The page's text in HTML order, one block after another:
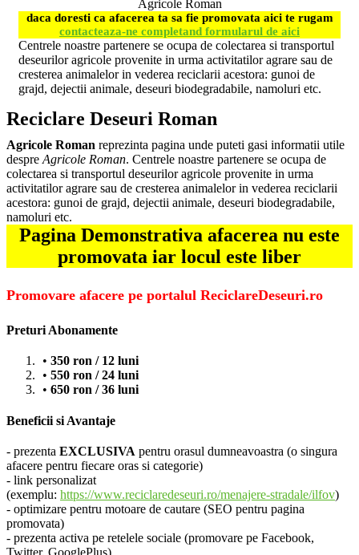
Agricole Roman
daca doresti ca afacerea ta sa fie promovata aici te rugam
contacteaza-ne completand formularul de aici
Centrele noastre partenere se ocupa de colectarea si transportul
deseurilor agricole provenite in urma activitatilor agrare sau de
cresterea animalelor in vederea reciclarii acestora: gunoi de
grajd, dejectii animale, deseuri biodegradabile, namoluri etc.
Reciclare Deseuri Roman
Agricole Roman reprezinta pagina unde puteti gasi informatii utile
despre Agricole Roman. Centrele noastre partenere se ocupa de
colectarea si transportul deseurilor agricole provenite in urma
activitatilor agrare sau de cresterea animalelor in vederea reciclarii
acestora: gunoi de grajd, dejectii animale, deseuri biodegradabile,
namoluri etc.
Pagina Demonstrativa afacerea nu este
promovata iar locul este liber
Promovare afacere pe portalul ReciclareDeseuri.ro
Preturi Abonamente
350 ron / 12 luni
550 ron / 24 luni
650 ron / 36 luni
Beneficii si Avantaje
- prezenta EXCLUSIVA pentru orasul dumneavoastra (o singura
afacere pentru fiecare oras si categorie)
- link personalizat
(exemplu: https://www.reciclaredeseuri.ro/menajere-stradale/ilfov)
- optimizare pentru motoare de cautare (SEO pentru pagina
promovata)
- prezenta activa pe retelele sociale (promovare pe Facebook,
Twitter, GooglePlus)